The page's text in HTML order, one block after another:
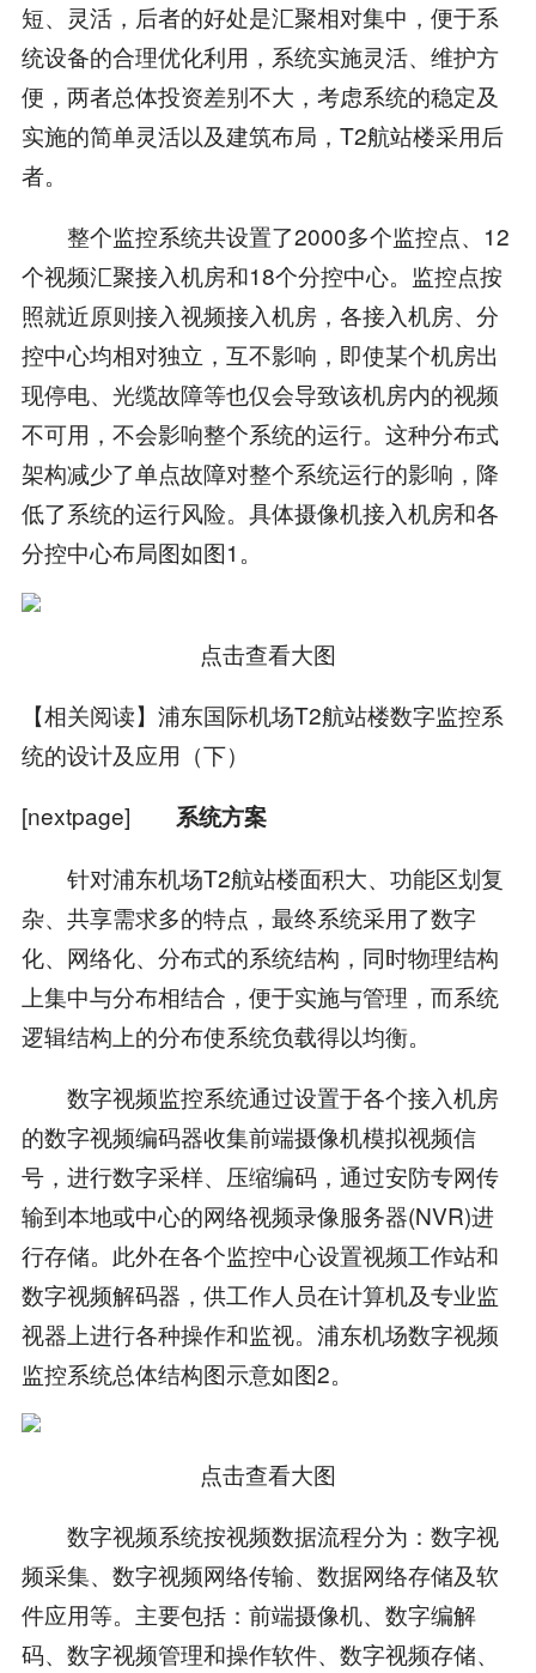
短、灵活，后者的好处是汇聚相对集中，便于系
统设备的合理优化利用，系统实施灵活、维护方
便，两者总体投资差别不大，考虑系统的稳定及
实施的简单灵活以及建筑布局，T2航站楼采用后
者。
整个监控系统共设置了2000多个监控点、12
个视频汇聚接入机房和18个分控中心。监控点按
照就近原则接入视频接入机房，各接入机房、分
控中心均相对独立，互不影响，即使某个机房出
现停电、光缆故障等也仅会导致该机房内的视频
不可用，不会影响整个系统的运行。这种分布式
架构减少了单点故障对整个系统运行的影响，降
低了系统的运行风险。具体摄像机接入机房和各
分控中心布局图如图1。
点击查看大图
【相关阅读】浦东国际机场T2航站楼数字监控系
统的设计及应用（下）
[nextpage] 系统方案
针对浦东机场T2航站楼面积大、功能区划复
杂、共享需求多的特点，最终系统采用了数字
化、网络化、分布式的系统结构，同时物理结构
上集中与分布相结合，便于实施与管理，而系统
逻辑结构上的分布使系统负载得以均衡。
数字视频监控系统通过设置于各个接入机房
的数字视频编码器收集前端摄像机模拟视频信
号，进行数字采样、压缩编码，通过安防专网传
输到本地或中心的网络视频录像服务器(NVR)进
行存储。此外在各个监控中心设置视频工作站和
数字视频解码器，供工作人员在计算机及专业监
视器上进行各种操作和监视。浦东机场数字视频
监控系统总体结构图示意如图2。
点击查看大图
数字视频系统按视频数据流程分为：数字视
频采集、数字视频网络传输、数据网络存储及软
件应用等。主要包括：前端摄像机、数字编解
码、数字视频管理和操作软件、数字视频存储、